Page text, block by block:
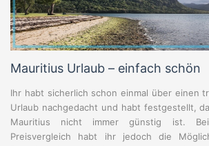
Mauritius Urlaub – einfach schön
Ihr habt sicherlich schon einmal über einen
Urlaub nachgedacht und habt festgestellt,
Mauritius nicht immer günstig ist.
Preisvergleich habt ihr jedoch die